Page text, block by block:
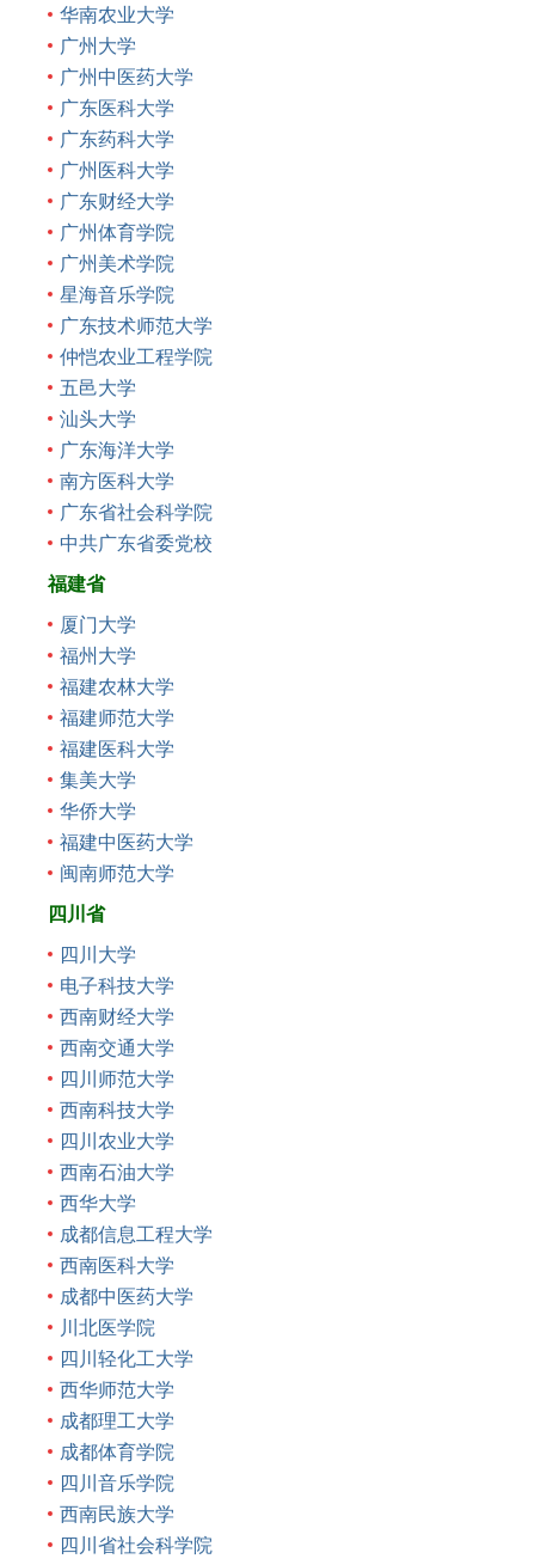
华南农业大学
广州大学
广州中医药大学
广东医科大学
广东药科大学
广州医科大学
广东财经大学
广州体育学院
广州美术学院
星海音乐学院
广东技术师范大学
仲恺农业工程学院
五邑大学
汕头大学
广东海洋大学
南方医科大学
广东省社会科学院
中共广东省委党校
福建省
厦门大学
福州大学
福建农林大学
福建师范大学
福建医科大学
集美大学
华侨大学
福建中医药大学
闽南师范大学
四川省
四川大学
电子科技大学
西南财经大学
西南交通大学
四川师范大学
西南科技大学
四川农业大学
西南石油大学
西华大学
成都信息工程大学
西南医科大学
成都中医药大学
川北医学院
四川轻化工大学
西华师范大学
成都理工大学
成都体育学院
四川音乐学院
西南民族大学
四川省社会科学院